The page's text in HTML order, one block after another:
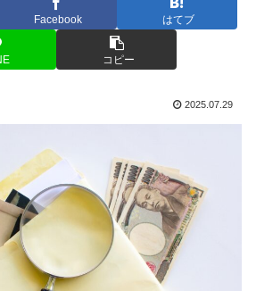
Facebook はてブ
コピー
2025.07.29